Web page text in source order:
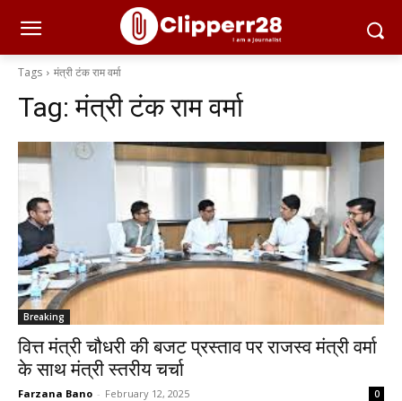
Tags मंत्री टंक राम वर्मा
Tag:मंत्री टंक राम वर्मा
Breaking
वित्त मंत्री चौधरी की बजट प्रस्ताव पर राजस्व मंत्री वर्मा
के साथ मंत्री स्तरीय चर्चा
Farzana Bano - February 12, 2025 0